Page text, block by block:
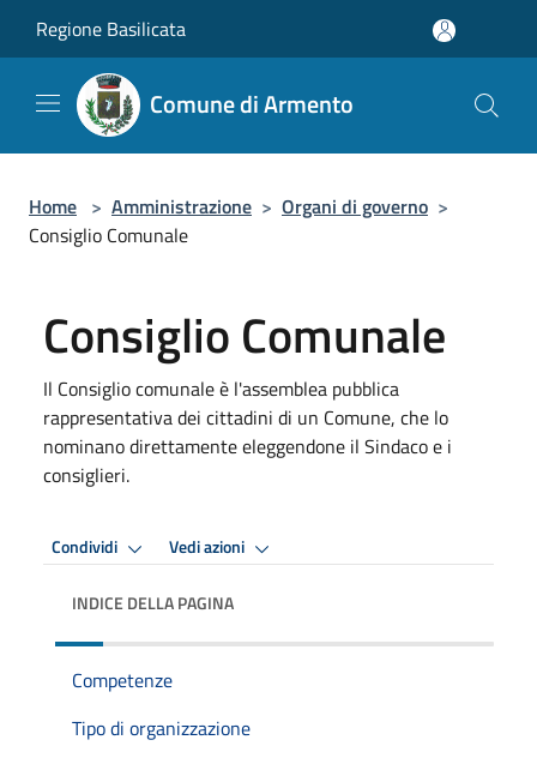
Regione Basilicata
Comune di Armento
Home > Amministrazione > Organi di governo >
Consiglio Comunale
Consiglio Comunale
Il Consiglio comunale è l'assemblea pubblica
rappresentativa dei cittadini di un Comune, che lo
nominano direttamente eleggendone il Sindaco e i
consiglieri.
Condividi Vedi azioni
INDICE DELLA PAGINA
Competenze
Tipo di organizzazione